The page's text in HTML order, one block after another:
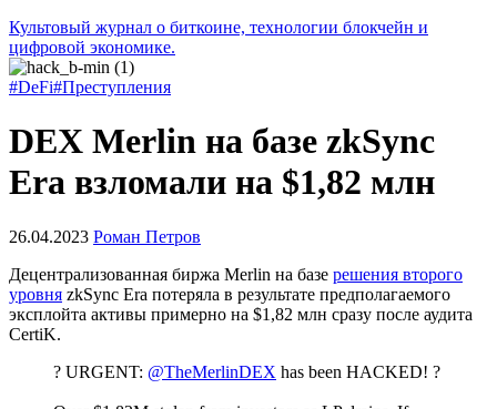
Культовый журнал о биткоине, технологии блокчейн и
цифровой экономике.
#DeFi#Преступления
DEX Merlin на базе zkSync
Era взломали на $1,82 млн
26.04.2023 Роман Петров
Децентрализованная биржа Merlin на базе решения второго
уровня zkSync Era потеряла в результате предполагаемого
эксплойта активы примерно на $1,82 млн сразу после аудита
CertiK.
? URGENT: @TheMerlinDEX has been HACKED! ?